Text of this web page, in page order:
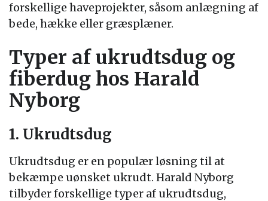
forskellige haveprojekter, såsom anlægning af
bede, hække eller græsplæner.
Typer af ukrudtsdug og
fiberdug hos Harald
Nyborg
1. Ukrudtsdug
Ukrudtsdug er en populær løsning til at
bekæmpe uønsket ukrudt. Harald Nyborg
tilbyder forskellige typer af ukrudtsdug,